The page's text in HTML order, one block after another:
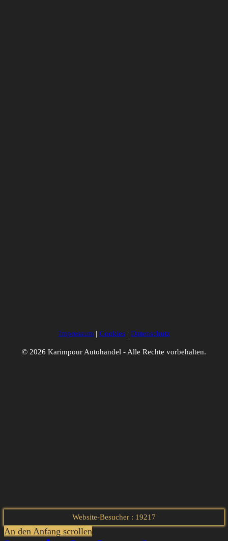
Impressum | Cookies| Datenschutz
© 2026 Karimpour Autohandel - Alle Rechte vorbehalten.
Website-Besucher : 19217
An den Anfang scrollen